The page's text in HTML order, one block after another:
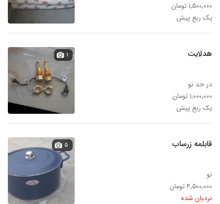
۱,۵۰۰,۰۰۰ تومان
یک ربع پیش
هدلایت
در حد نو
۱,۰۰۰,۰۰۰ تومان
یک ربع پیش
۱
قابلمه زرساب
نو
۴,۵۰۰,۰۰۰ تومان
نردبان شده
۵